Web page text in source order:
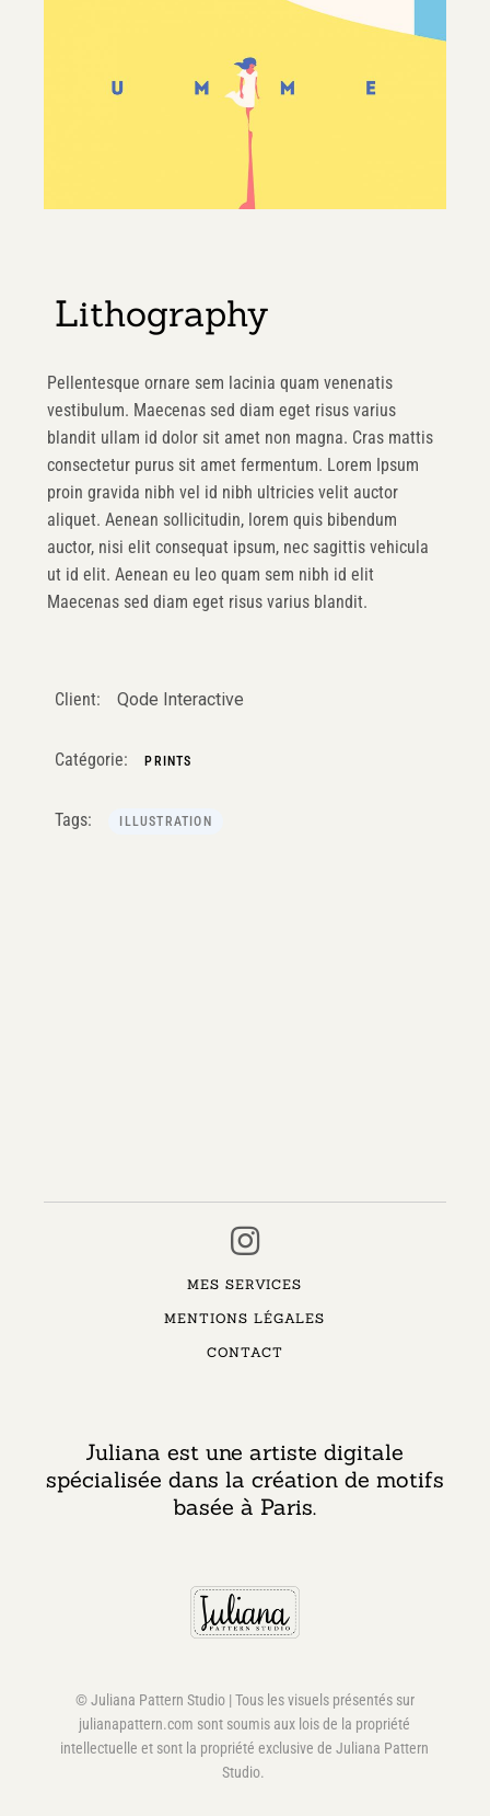
Lithography
Pellentesque ornare sem lacinia quam venenatis
vestibulum. Maecenas sed diam eget risus varius
blandit ullam id dolor sit amet non magna. Cras mattis
consectetur purus sit amet fermentum. Lorem Ipsum
proin gravida nibh vel id nibh ultricies velit auctor
aliquet. Aenean sollicitudin, lorem quis bibendum
auctor, nisi elit consequat ipsum, nec sagittis vehicula
ut id elit. Aenean eu leo quam sem nibh id elit
Maecenas sed diam eget risus varius blandit.
Client: Qode Interactive
Catégorie: PRINTS
Tags: ILLUSTRATION
MES SERVICES
MENTIONS LÉGALES
CONTACT
Juliana est une artiste digitale
spécialisée dans la création de motifs
basée à Paris.
© Juliana Pattern Studio | Tous les visuels présentés sur
julianapattern.com sont soumis aux lois de la propriété
intellectuelle et sont la propriété exclusive de Juliana Pattern
Studio.